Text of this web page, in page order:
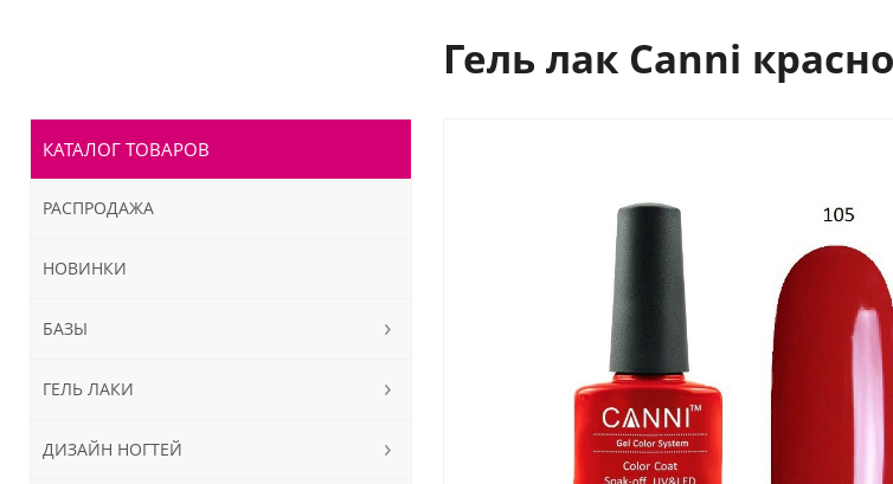
Гель лак Сanni
КАТАЛОГ ТОВАРОВ
РАСПРОДАЖА
НОВИНКИ
БАЗЫ
ГЕЛЬ ЛАКИ
ДИЗАЙН НОГТЕЙ